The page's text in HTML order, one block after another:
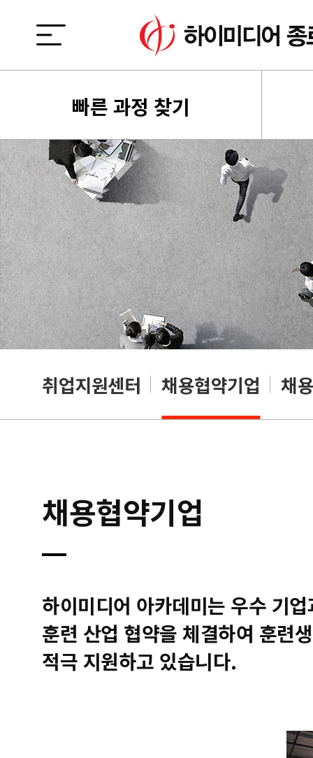
빠른 과정 찾기
취업지원센터 채용협약기업 채
채용협약기업
하이미디어 아카데미는 우수 기
훈련 산업 협약을 체결하여 훈련
적극 지원하고 있습니다.